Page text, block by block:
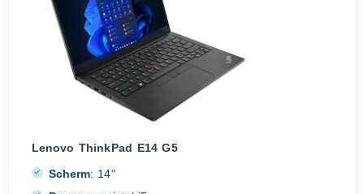
Lenovo ThinkPad E14 G5
Scherm: 14"